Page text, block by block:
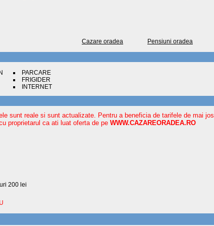
Cazare oradea Pensiuni oradea
PARCARE
FRIGIDER
INTERNET
sunt reale si sunt actualizate. Pentru a beneficia de tarifele de mai jos
proprietarul ca ati luat oferta de pe WWW.CAZAREORADEA.RO
200 lei